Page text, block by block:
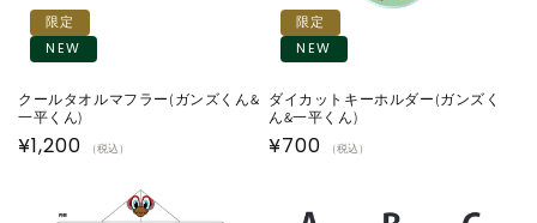
限定
NEW
クールタオルマフラー(ガンズくん&
一平くん)
通
¥1,200 （税込）
限定
NEW
ダイカットキーホルダー(ガンズく
ん&一平くん)
通
¥700 （税込）